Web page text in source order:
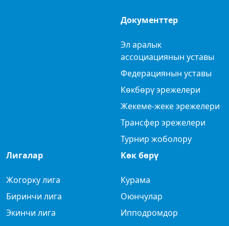
Документтер
Эл аралык
ассоциациянын уставы
Федерациянын уставы
Көкбөрү эрежелери
Жекеме-жеке эрежелери
Трансфер эрежелери
Турнир жоболору
Лигалар
Жогорку лига
Биринчи лига
Экинчи лига
Көк бөрү
Курама
Оюнчулар
Ипподромдор